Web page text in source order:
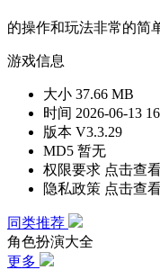
的操作和玩法非常的简
游戏信息
大小 37.66 MB
时间 2026-06-13
版本 V3.3.29
MD5 暂无
权限要求 点击查
隐私政策 点击查
同类推荐
角色扮演大全
更多